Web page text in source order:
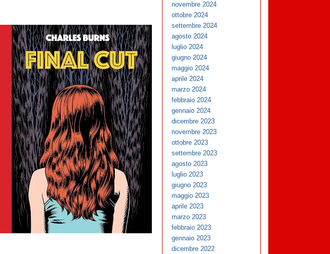
novembre 2024
ottobre 2024
settembre 2024
agosto 2024
luglio 2024
giugno 2024
maggio 2024
aprile 2024
marzo 2024
febbraio 2024
gennaio 2024
dicembre 2023
novembre 2023
ottobre 2023
settembre 2023
agosto 2023
luglio 2023
giugno 2023
maggio 2023
aprile 2023
marzo 2023
febbraio 2023
gennaio 2023
dicembre 2022